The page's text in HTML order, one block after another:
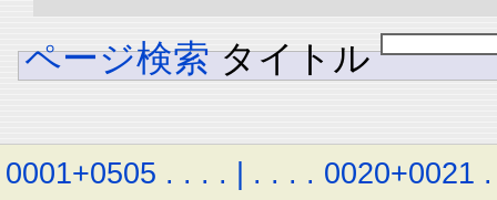
ページ検索 タイトル
0001+0505 . . . . | . . . . 0020+0021 .